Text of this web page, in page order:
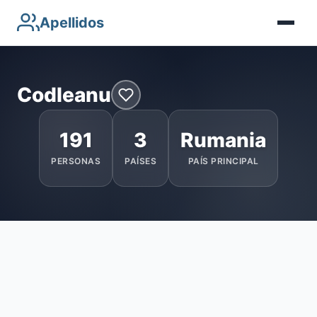
Apellidos
Codleanu
191
PERSONAS
3
PAÍSES
Rumania
PAÍS PRINCIPAL